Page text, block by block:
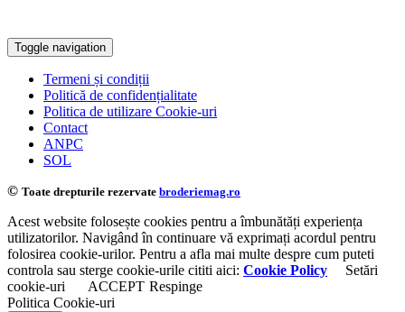
Toggle navigation
Termeni și condiții
Politică de confidențialitate
Politica de utilizare Cookie-uri
Contact
ANPC
SOL
© Toate drepturile rezervate broderiemag.ro
Acest website folosește cookies pentru a îmbunătăți experiența
utilizatorilor. Navigând în continuare vă exprimați acordul pentru
folosirea cookie-urilor. Pentru a afla mai multe despre cum puteti
controla sau sterge cookie-urile cititi aici: Cookie Policy
Setări
cookie-uri
ACCEPT Respinge
Politica Cookie-uri